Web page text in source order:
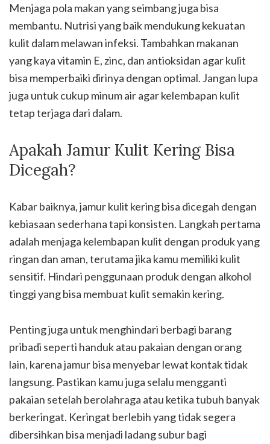
Menjaga pola makan yang seimbang juga bisa
membantu. Nutrisi yang baik mendukung kekuatan
kulit dalam melawan infeksi. Tambahkan makanan
yang kaya vitamin E, zinc, dan antioksidan agar kulit
bisa memperbaiki dirinya dengan optimal. Jangan lupa
juga untuk cukup minum air agar kelembapan kulit
tetap terjaga dari dalam.
Apakah Jamur Kulit Kering Bisa
Dicegah?
Kabar baiknya, jamur kulit kering bisa dicegah dengan
kebiasaan sederhana tapi konsisten. Langkah pertama
adalah menjaga kelembapan kulit dengan produk yang
ringan dan aman, terutama jika kamu memiliki kulit
sensitif. Hindari penggunaan produk dengan alkohol
tinggi yang bisa membuat kulit semakin kering.
Penting juga untuk menghindari berbagi barang
pribadi seperti handuk atau pakaian dengan orang
lain, karena jamur bisa menyebar lewat kontak tidak
langsung. Pastikan kamu juga selalu mengganti
pakaian setelah berolahraga atau ketika tubuh banyak
berkeringat. Keringat berlebih yang tidak segera
dibersihkan bisa menjadi ladang subur bagi